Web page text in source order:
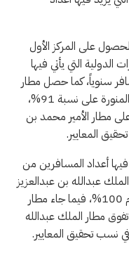
على المركز الأول
للمطارات الدولية التي يأتي فيها
5 إلى 15 مليون مسافر سنوياً، كما حصل مطار
الأمير محمد بن عبدالعزيز الدولي بالمدينة المنورة على نسبة 91%،
مطار الأمير محمد بن
المعايير.
فيها أعداد المسافرين من
الملك عبدالله بن عبدالعزيز
الدولي بجيزان على المركز الأول بنسبة التزام 100%، فيما جاء مطار
التزام 100%، حيث تفوق مطار الملك عبدالله
نسب تحقيق المعايير.